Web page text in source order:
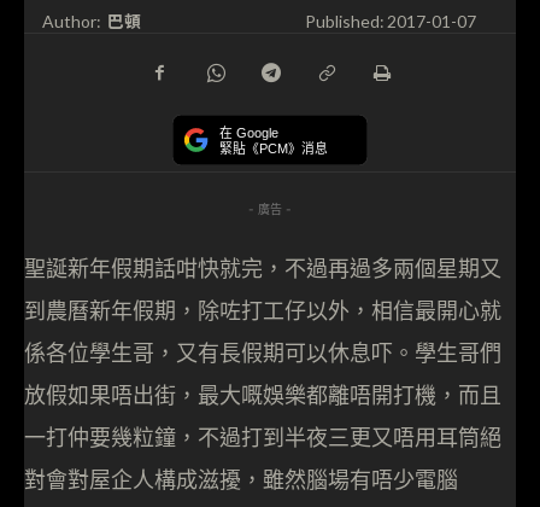
Author: 巴頓 Published:2017-01-07
在 Google
緊貼《PCM》消息
- 廣告 -
聖誕新年假期話咁快就完，不過再過多兩個星期又
到農曆新年假期，除咗打工仔以外，相信最開心就
係各位學生哥，又有長假期可以休息吓。學生哥們
放假如果唔出街，最大嘅娛樂都離唔開打機，而且
一打仲要幾粒鐘，不過打到半夜三更又唔用耳筒絕
對會對屋企人構成滋擾，雖然腦場有唔少電腦